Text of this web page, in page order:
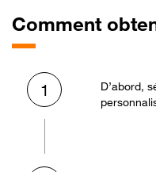
Comment
1
D’abord,